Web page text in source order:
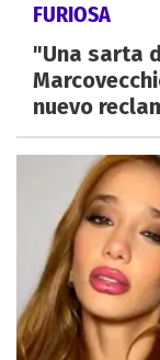
FURIOSA
"Una sarta
nuevo